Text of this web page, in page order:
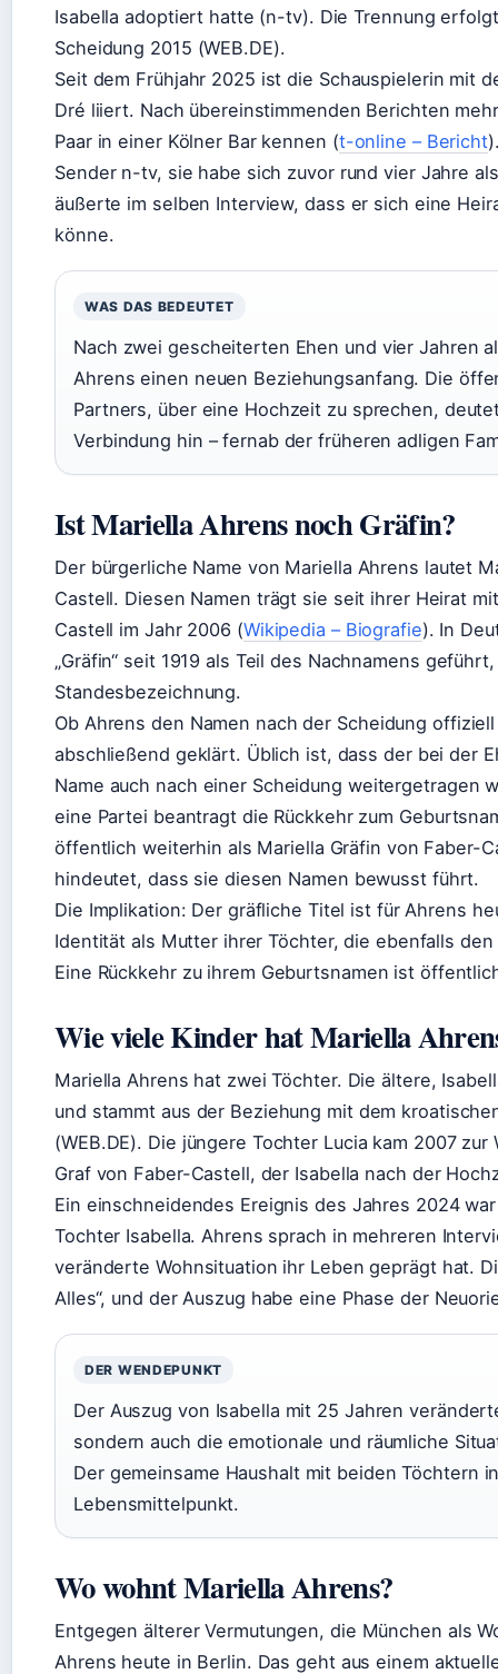
Isabella adoptiert hatte (n-tv). Die Trennung
Scheidung 2015 (WEB.DE).
Seit dem Frühjahr 2025 ist die Schauspielerin mit
Dré liiert. Nach übereinstimmenden Berichten
Paar in einer Kölner Bar kennen (t-online – Bericht
Sender n-tv, sie habe sich zuvor rund vier Jahre
äußerte im selben Interview, dass er sich eine
könne.
WAS DAS BEDEUTET
Nach zwei gescheiterten Ehen und vier Jahren
Ahrens einen neuen Beziehungsanfang. Die
Partners, über eine Hochzeit zu sprechen,
Verbindung hin – fernab der früheren adligen
Ist Mariella Ahrens noch Gräfin?
Der bürgerliche Name von Mariella Ahrens lautet
Castell. Diesen Namen trägt sie seit ihrer Heirat
Castell im Jahr 2006 (Wikipedia – Biografie). In
„Gräfin“ seit 1919 als Teil des Nachnamens
Standesbezeichnung.
Ob Ahrens den Namen nach der Scheidung
abschließend geklärt. Üblich ist, dass der bei der
Name auch nach einer Scheidung weitergetragen
eine Partei beantragt die Rückkehr zum
öffentlich weiterhin als Mariella Gräfin von Faber-
hindeutet, dass sie diesen Namen bewusst führt.
Die Implikation: Der gräfliche Titel ist für Ahrens
Identität als Mutter ihrer Töchter, die ebenfalls
Eine Rückkehr zu ihrem Geburtsnamen ist
Wie viele Kinder hat Mariella
Mariella Ahrens hat zwei Töchter. Die ältere,
und stammt aus der Beziehung mit dem
(WEB.DE). Die jüngere Tochter Lucia kam 2007
Graf von Faber-Castell, der Isabella nach der
Ein einschneidendes Ereignis des Jahres 2024
Tochter Isabella. Ahrens sprach in mehreren
veränderte Wohnsituation ihr Leben geprägt hat.
Alles“, und der Auszug habe eine Phase der
DER WENDEPUNKT
Der Auszug von Isabella mit 25 Jahren
sondern auch die emotionale und räumliche
Der gemeinsame Haushalt mit beiden Töchtern
Lebensmittelpunkt.
Wo wohnt Mariella Ahrens?
Entgegen älterer Vermutungen, die München als
Ahrens heute in Berlin. Das geht aus einem